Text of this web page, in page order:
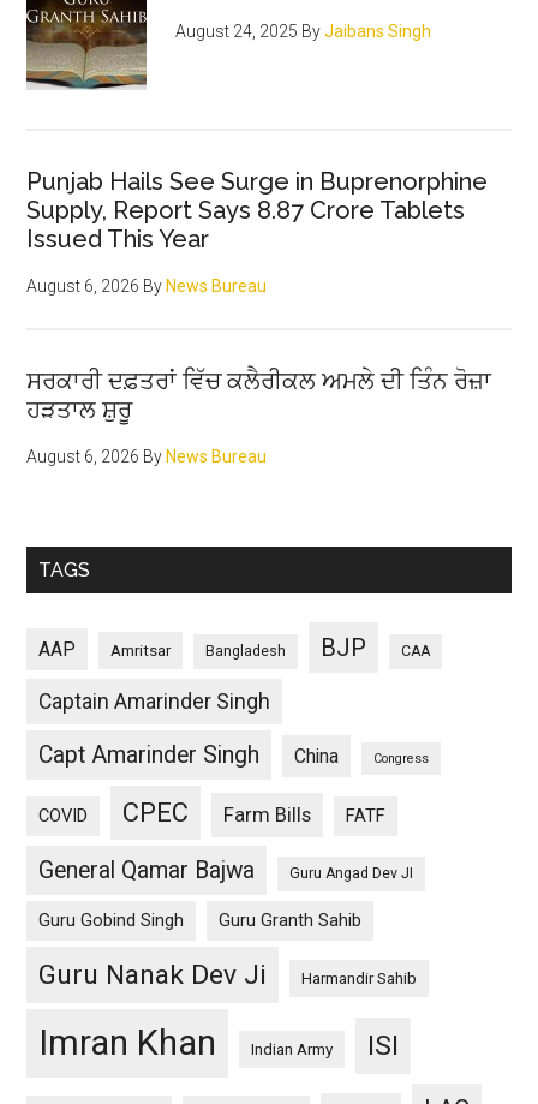
August 24, 2025 ByJaibans Singh
Punjab Hails See Surge in Buprenorphine
Supply, Report Says 8.87 Crore Tablets
Issued This Year
August 6, 2026 By News Bureau
ਸਰਕਾਰੀ ਦਫ਼ਤਰਾਂ ਵਿੱਚ ਕਲੈਰੀਕਲ ਅਮਲੇ ਦੀ ਤਿੰਨ ਰੋਜ਼ਾ
ਹੜਤਾਲ ਸ਼ੁਰੂ
August 6, 2026 By News Bureau
TAGS
AAP Amritsar Bangladesh BJP CAA
Captain Amarinder Singh
Capt Amarinder Singh China Congress
COVID CPEC Farm Bills FATF
General Qamar Bajwa Guru Angad Dev JI
Guru Gobind Singh Guru Granth Sahib
Guru Nanak Dev Ji Harmandir Sahib
Imran Khan Indian Army ISI